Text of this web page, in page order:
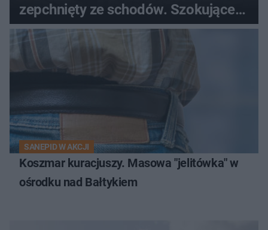
zepchnięty ze schodów. Szokujące
nagranie krąży po sieci
SANEPID W AKCJI
Koszmar kuracjuszy. Masowa "jelitówka" w
ośrodku nad Bałtykiem